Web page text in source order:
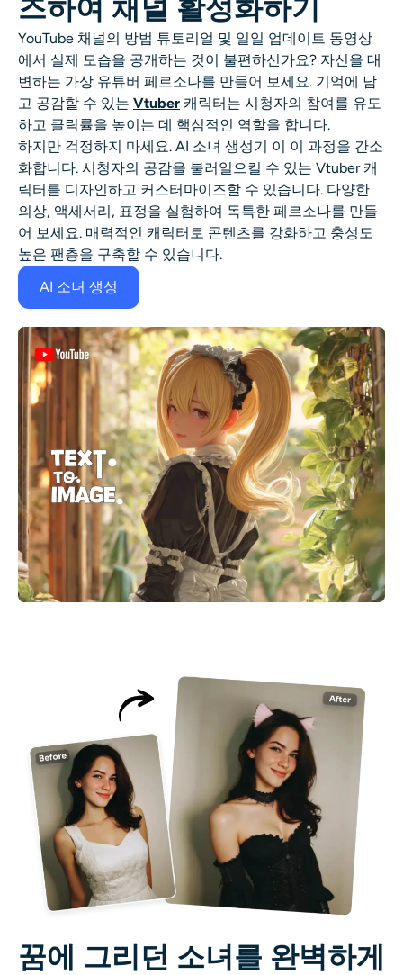
즈하여 채널 활성화하기
YouTube 채널의 방법 튜토리얼 및 일일 업데이트 동영상
에서 실제 모습을 공개하는 것이 불편하신가요? 자신을 대
변하는 가상 유튜버 페르소나를 만들어 보세요. 기억에 남
고 공감할 수 있는 Vtuber 캐릭터는 시청자의 참여를 유도
하고 클릭률을 높이는 데 핵심적인 역할을 합니다.
하지만 걱정하지 마세요. AI 소녀 생성기 이 이 과정을 간소
화합니다. 시청자의 공감을 불러일으킬 수 있는 Vtuber 캐
릭터를 디자인하고 커스터마이즈할 수 있습니다. 다양한
의상, 액세서리, 표정을 실험하여 독특한 페르소나를 만들
어 보세요. 매력적인 캐릭터로 콘텐츠를 강화하고 충성도
높은 팬층을 구축할 수 있습니다.
AI 소녀 생성
꿈에 그리던 소녀를 완벽하게